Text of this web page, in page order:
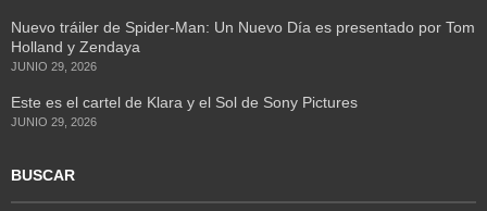
Nuevo tráiler de Spider-Man: Un Nuevo Día es presentado por Tom
Holland y Zendaya
JUNIO 29, 2026
Este es el cartel de Klara y el Sol de Sony Pictures
JUNIO 29, 2026
BUSCAR